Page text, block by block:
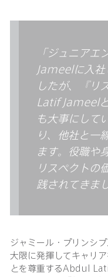
「ジュニアエ
Jameelに入社
したが、『リ
Latif Jameel
も大事にして
り、他社と一
ます。役職や
リスペクトの
践されてきま
ジャミール・プリンシ
大限に発揮してキャリ
とを尊重するAbdul